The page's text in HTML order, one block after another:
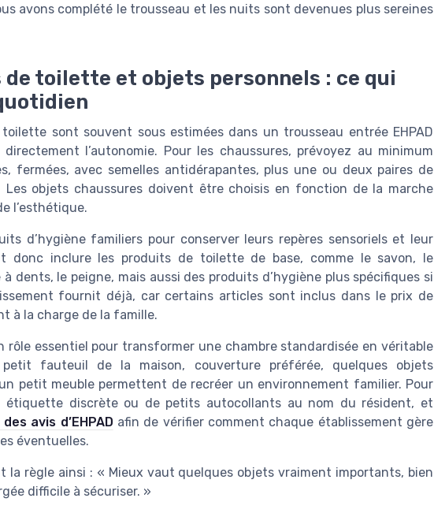
avons complété le trousseau et les nuits sont devenues plus sereines
de toilette et objets personnels : ce qui
sont souvent sous estimées dans un trousseau entrée EHPAD
l’autonomie. Pour les chaussures, prévoyez au minimum
fermées, avec semelles antidérapantes, plus une ou deux paires de
Les objets chaussures doivent être choisis en fonction de la marche
l’esthétique.
d’hygiène familiers pour conserver leurs repères sensoriels et leur
donc inclure les produits de toilette de base, comme le savon, le
dents, le peigne, mais aussi des produits d’hygiène plus spécifiques si
fournit déjà, car certains articles sont inclus dans le prix de
à la charge de la famille.
rôle essentiel pour transformer une chambre standardisée en véritable
fauteuil de la maison, couverture préférée, quelques objets
petit meuble permettent de recréer un environnement familier. Pour
étiquette discrète ou de petits autocollants au nom du résident, et
avis d’EHPAD afin de vérifier comment chaque établissement gère
éventuelles.
la règle ainsi : « Mieux vaut quelques objets vraiment importants, bien
difficile à sécuriser. »